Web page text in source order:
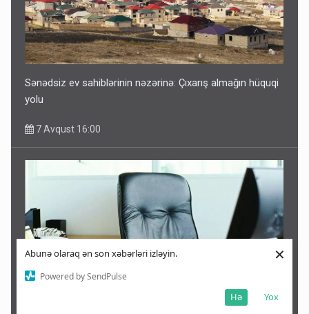
Abunə olaraq ən son xəbərləri izləyin.
Powered by SendPulse
Yox
Hə
×
Sənədsiz ev sahiblərinin nəzərinə: Çıxarış almağın hüquqi
yolu
7 Avqust 16:00